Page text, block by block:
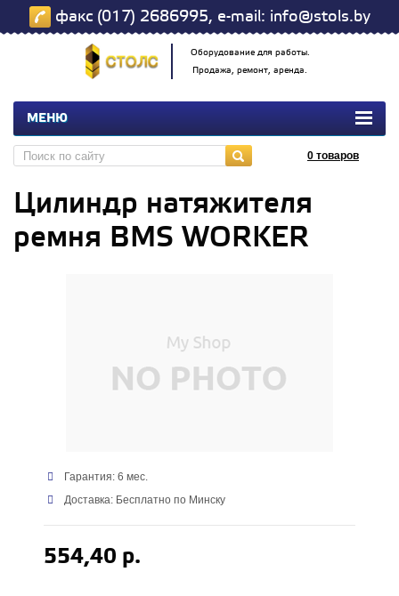
факс (017) 2686995, e-mail: info@stols.by
Оборудование для работы.
Продажа, ремонт, аренда.
МЕНЮ
0 товаров
Цилиндр натяжителя
ремня BMS WORKER
Гарантия: 6 мес.
Доставка: Бесплатно по Минску
554,40 р.